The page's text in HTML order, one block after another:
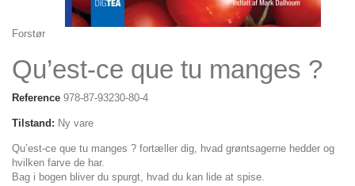
Forstør
Qu’est-ce que tu manges ?
Reference 978-87-93230-80-4
Tilstand: Ny vare
Qu’est-ce que tu manges ? fortæller dig, hvad grøntsagerne hedder og
hvilken farve de har.
Bag i bogen bliver du spurgt, hvad du kan lide at spise.